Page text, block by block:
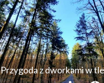
Przygoda z dworkami w tle